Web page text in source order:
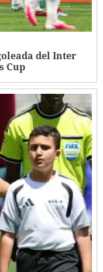
del Inter
Cup